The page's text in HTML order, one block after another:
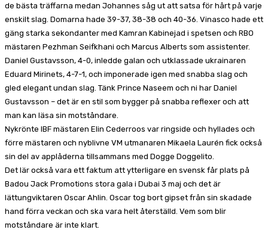
de bästa träffarna medan Johannes såg ut att satsa för hårt på varje
enskilt slag. Domarna hade 39-37, 38-38 och 40-36. Vinasco hade ett
gäng starka sekondanter med Kamran Kabinejad i spetsen och RBO
mästaren Pezhman Seifkhani och Marcus Alberts som assistenter.
Daniel Gustavsson, 4-0, inledde galan och utklassade ukrainaren
Eduard Mirinets, 4-7-1, och imponerade igen med snabba slag och
gled elegant undan slag. Tänk Prince Naseem och ni har Daniel
Gustavsson – det är en stil som bygger på snabba reflexer och att
man kan läsa sin motståndare.
Nykrönte IBF mästaren Elin Cederroos var ringside och hyllades och
förre mästaren och nyblivne VM utmanaren Mikaela Laurén fick också
sin del av applåderna tillsammans med Dogge Doggelito.
Det lär också vara ett faktum att ytterligare en svensk får plats på
Badou Jack Promotions stora gala i Dubai 3 maj och det är
lättungviktaren Oscar Ahlin. Oscar tog bort gipset från sin skadade
hand förra veckan och ska vara helt återställd. Vem som blir
motståndare är inte klart.